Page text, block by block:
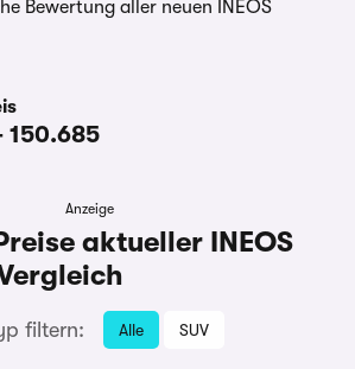
Bewertung aller neuen INEOS
150.685
Anzeige
aktueller INEOS
filtern: Alle SUV